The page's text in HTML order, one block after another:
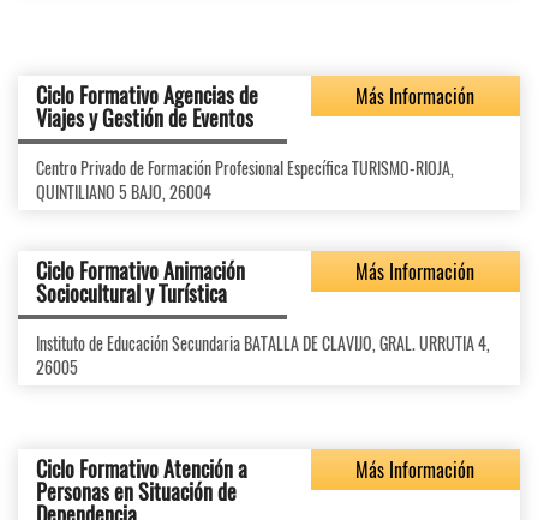
Ciclo Formativo Agencias de
Viajes y Gestión de Eventos
Más Información
Centro Privado de Formación Profesional Específica TURISMO-RIOJA,
QUINTILIANO 5 BAJO, 26004
Ciclo Formativo Animación
Sociocultural y Turística
Más Información
Instituto de Educación Secundaria BATALLA DE CLAVIJO, GRAL. URRUTIA 4,
26005
Ciclo Formativo Atención a
Personas en Situación de
Más Información